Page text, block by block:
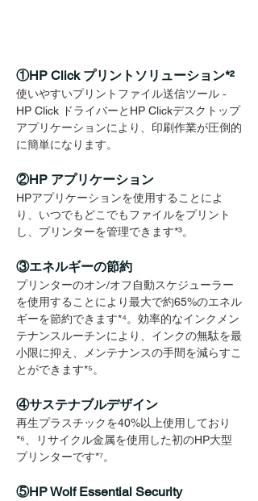
①HP Click プリントソリューション*²
使いやすいプリントファイル送信ツール ‐
HP Click ドライバーとHP Clickデスクトップ
アプリケーションにより、印刷作業が圧倒的
に簡単になります。
②HP アプリケーション
HPアプリケーションを使用することによ
り、いつでもどこでもファイルをプリント
し、プリンターを管理できます*³。
③エネルギーの節約
プリンターのオン/オフ自動スケジューラー
を使用することにより最大で約65%のエネル
ギーを節約できます*⁴。効率的なインクメン
テナンスルーチンにより、インクの無駄を最
小限に抑え、メンテナンスの手間を減らすこ
とができます*⁵。
④サステナブルデザイン
再生プラスチックを40%以上使用しており
*⁶、リサイクル金属を使用した初のHP大型
プリンターです*⁷。
⑤HP Wolf Essential Security